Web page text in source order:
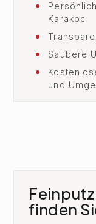
Karakoc
Saubere
und
Feinputz
finden